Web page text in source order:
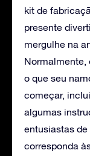
kit de
presente
mergulhe na
Normalmente,
o que seu
começar,
algumas
entusiastas
corresponda